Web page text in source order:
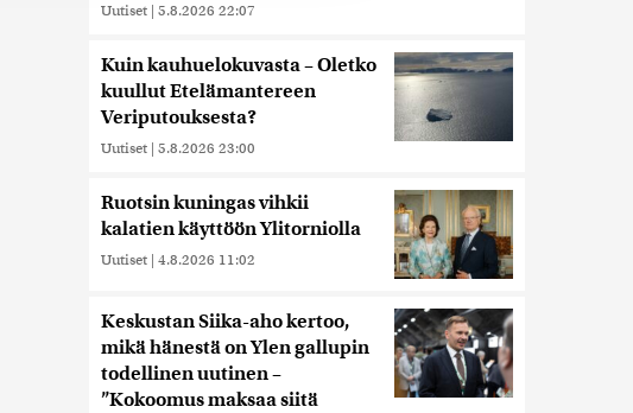
Uutiset | 5.8.2026 22:07
Kuin kauhuelokuvasta – Oletko
kuullut Etelämantereen
Veriputouksesta?
Uutiset | 5.8.2026 23:00
Ruotsin kuningas vihkii
kalatien käyttöön Ylitorniolla
Uutiset | 4.8.2026 11:02
Keskustan Siika-aho kertoo,
mikä hänestä on Ylen gallupin
todellinen uutinen –
”Kokoomus maksaa siitä